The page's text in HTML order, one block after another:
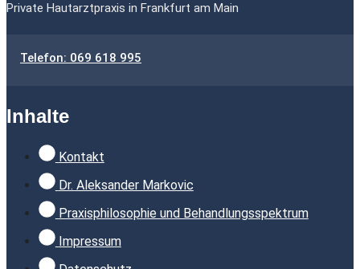
Private Hautarztpraxis in Frankfurt am Main
Telefon: 069 618 995
Inhalte
Kontakt
Dr. Aleksander Markovic
Praxisphilosophie und Behandlungsspektrum
Impressum